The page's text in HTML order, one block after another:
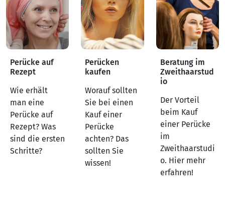
Perücke auf
Rezept
Wie erhält
man eine
Perücke auf
Rezept? Was
sind die ersten
Schritte?
Perücken
kaufen
Worauf sollten
Sie bei einen
Kauf einer
Perücke
achten? Das
sollten Sie
wissen!
Beratung im
Zweithaarstud
io
Der Vorteil
beim Kauf
einer Perücke
im
Zweithaarstudi
o. Hier mehr
erfahren!